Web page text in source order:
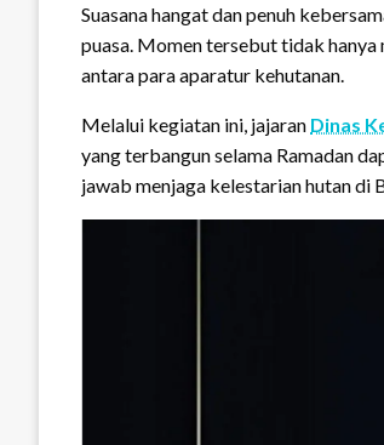
Suasana hangat dan penuh
puasa. Momen tersebut tidak
antara para aparatur kehutanan.
Melalui kegiatan ini, jajaran Dinas
yang terbangun selama Ramadan
jawab menjaga kelestarian hutan di